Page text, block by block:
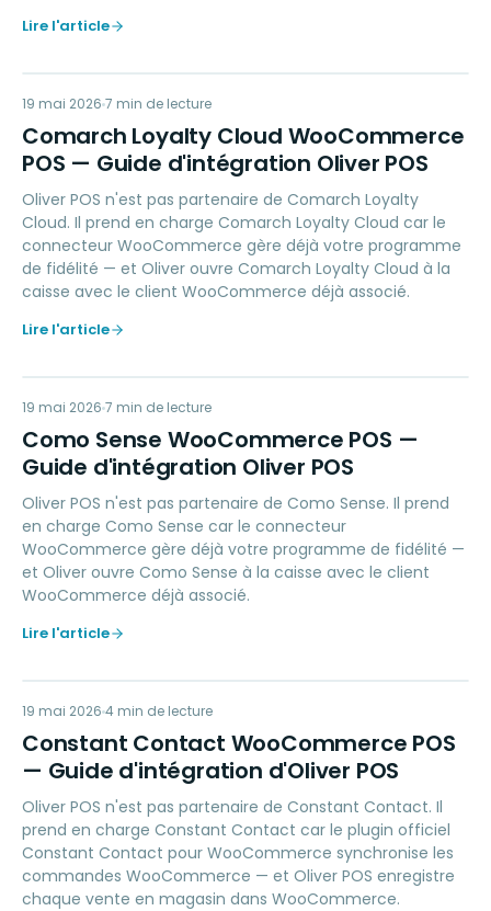
Lire l'article
CL
LOYALTY
19 mai 2026 7 min de lecture
Comarch Loyalty Cloud WooCommerce
POS — Guide d'intégration Oliver POS
Oliver POS n'est pas partenaire de Comarch Loyalty
Cloud. Il prend en charge Comarch Loyalty Cloud car le
connecteur WooCommerce gère déjà votre programme
de fidélité — et Oliver ouvre Comarch Loyalty Cloud à la
caisse avec le client WooCommerce déjà associé.
Lire l'article
CS
LOYALTY
19 mai 2026 7 min de lecture
Como Sense WooCommerce POS —
Guide d'intégration Oliver POS
Oliver POS n'est pas partenaire de Como Sense. Il prend
en charge Como Sense car le connecteur
WooCommerce gère déjà votre programme de fidélité —
et Oliver ouvre Como Sense à la caisse avec le client
WooCommerce déjà associé.
Lire l'article
CC
MARKETING
19 mai 2026 4 min de lecture
Constant Contact WooCommerce POS
— Guide d'intégration d'Oliver POS
Oliver POS n'est pas partenaire de Constant Contact. Il
prend en charge Constant Contact car le plugin officiel
Constant Contact pour WooCommerce synchronise les
commandes WooCommerce — et Oliver POS enregistre
chaque vente en magasin dans WooCommerce.